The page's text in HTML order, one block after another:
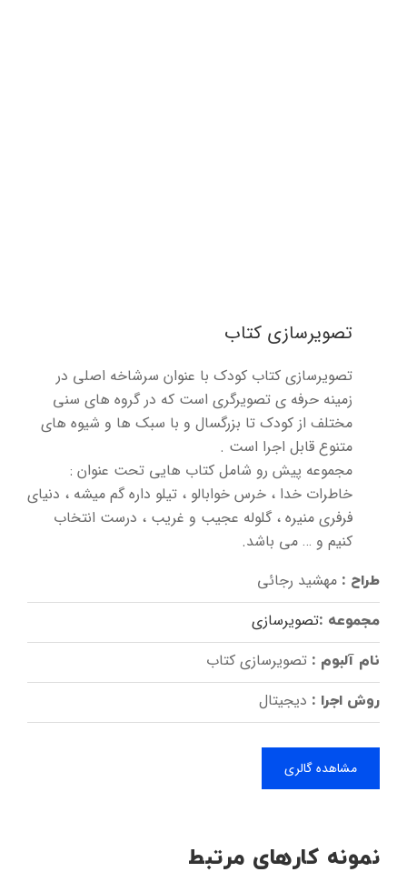
تصویرسازی کتاب
تصویرسازی کتاب کودک با عنوان سرشاخه اصلی در
زمینه حرفه ی تصویرگری است که در گروه های سنی
مختلف از کودک تا بزرگسال و با سبک ها و شیوه های
متنوع قابل اجرا است .
مجموعه پیش رو شامل کتاب هایی تحت عنوان :
خاطرات خدا ، خرس خوابالو ، تیلو داره گم میشه ، دنیای
فرفری منیره ، گلوله عجیب و غریب ، درست انتخاب
کنیم و … می باشد.
طراح : مهشید رجائی
مجموعه :تصویرسازی
نام آلبوم : تصویرسازی کتاب
روش اجرا : دیجیتال
مشاهده گالری
نمونه کارهای مرتبط